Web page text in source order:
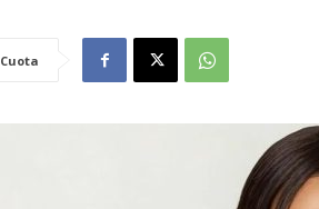
Cuota